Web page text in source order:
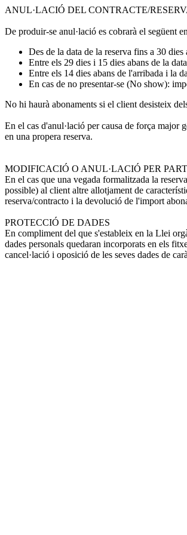
ANUL·LACIÓ DEL CONTRACTE/
De produir-se anul·lació es cobrarà el següent
Des de la data de la reserva fins a 30
Entre els 29 dies i 15 dies abans de la
Entre els 14 dies abans de l'arribada i la
En cas de no presentar-se (No show):
No hi haurà abonaments si el client desisteix
En el cas d'anul·lació per causa de força major
en una propera reserva.
MODIFICACIÓ O ANUL·LACIÓ PER
En el cas que una vegada formalitzada la
possible) al client altre allotjament de
reserva/contracto i la devolució de l'import
PROTECCIÓ DE DADES
En compliment del que s'estableix en la Llei
dades personals quedaran incorporats en els
cancel·lació i oposició de les seves dades de